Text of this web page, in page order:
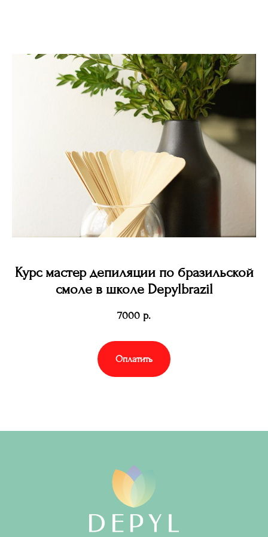
Курс мастер депиляции по бразильской
смоле в школе Depylbrazil
7000 р.
Оплатить